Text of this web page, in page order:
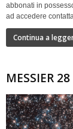
abbonati in
ad accedere
Continua a
MESSIER